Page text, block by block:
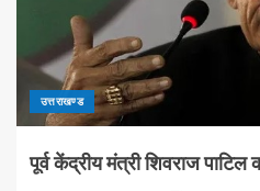
उत्तराखण्ड
पूर्व केंद्रीय मंत्री शिवराज